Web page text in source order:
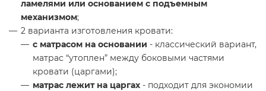
ламелями или основанием с подъемным
механизмом;
2 варианта изготовления кровати:
с матрасом на основании - классический вариант,
матрас “утоплен” между боковыми частями
кровати (царгами);
матрас лежит на царгах - подходит для экономии